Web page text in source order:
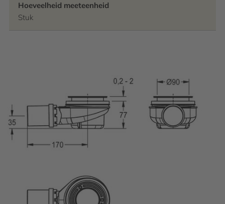
Hoeveelheid meeteenheid
Stuk